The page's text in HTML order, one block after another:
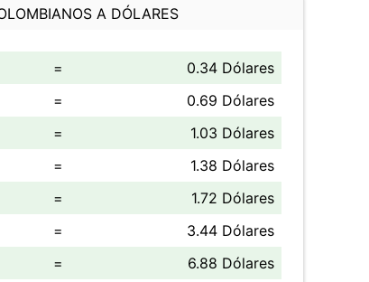
A DÓLARES
=
0.34 Dólares
=
0.69 Dólares
=
1.03 Dólares
=
1.38 Dólares
=
1.72 Dólares
=
3.44 Dólares
=
6.88 Dólares